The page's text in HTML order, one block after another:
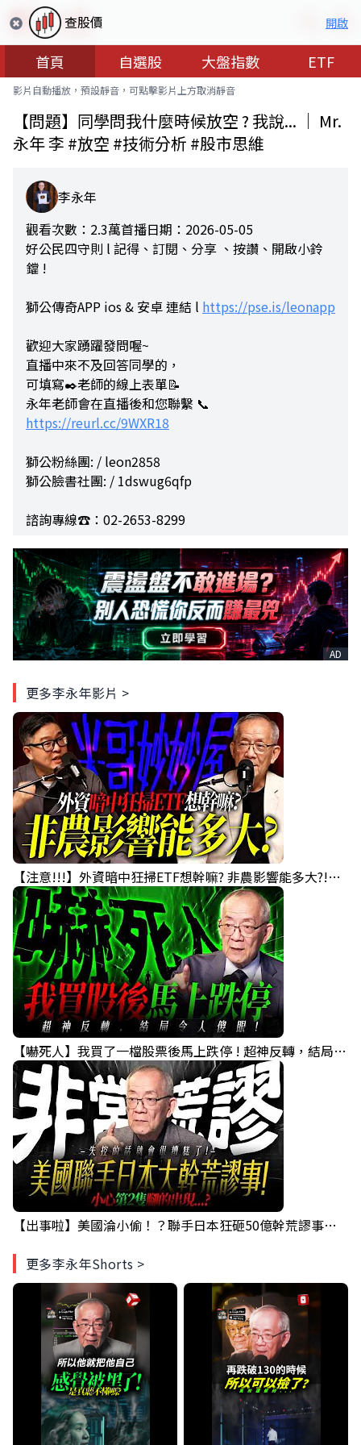
查股價 開啟
首頁 自選股 大盤指數 ETF
影片自動播放，預設靜音，可點擊影片上方取消靜音
【問題】同學問我什麼時候放空 ? 我說... ｜ Mr.
永年 李 #放空 #技術分析 #股市思維
李永年
觀看次數：2.3萬首播日期：2026-05-05
好公民四守則 l 記得、訂閱、分享 、按讚、開啟小鈴
鐺 !
獅公傳奇APP ios & 安卓 連結 l https://pse.is/leonapp
歡迎大家踴躍發問喔~
直播中來不及回答同學的，
可填寫✒️老師的線上表單📝
永年老師會在直播後和您聯繫 📞
https://reurl.cc/9WXR18
獅公粉絲團: / leon2858
獅公臉書社團: / 1dswug6qfp
諮詢專線☎️：02-2653-8299
AD
更多李永年影片 >
【注意!!!】外資暗中狂掃ETF想幹嘛? 非農影響能多大?!｜ Mr.永年 李 / Mr.JIMMY 高志銘 / 理財有夠跩
【嚇死人】我買了一檔股票後馬上跌停 ! 超神反轉，結局令人傻眼 !｜ Mr.永年 李｜ 盤後講股 Mr.永年 李 2026 / 08 / 07
【出事啦】美國淪小偷！？聯手日本狂砸50億幹荒謬事！美元急殺黃金噴發，外資準備血洗台股！？｜ Mr.永年 李｜ 盤後講股 Mr.永年 李 2026 / 08 / 06
更多李永年Shorts >